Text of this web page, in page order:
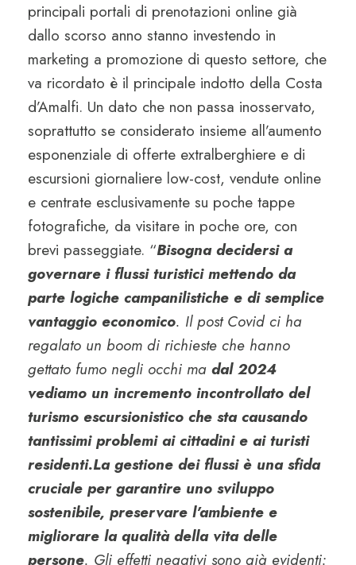
principali portali di prenotazioni online già
dallo scorso anno stanno investendo in
marketing a promozione di questo settore, che
va ricordato è il principale indotto della Costa
d’Amalfi. Un dato che non passa inosservato,
soprattutto se considerato insieme all’aumento
esponenziale di offerte extralberghiere e di
escursioni giornaliere low-cost, vendute online
e centrate esclusivamente su poche tappe
fotografiche, da visitare in poche ore, con
brevi passeggiate. “Bisogna decidersi a
governare i flussi turistici mettendo da
parte logiche campanilistiche e di semplice
vantaggio economico. Il post Covid ci ha
regalato un boom di richieste che hanno
gettato fumo negli occhi ma dal 2024
vediamo un incremento incontrollato del
turismo escursionistico che sta causando
tantissimi problemi ai cittadini e ai turisti
residenti.La gestione dei flussi è una sfida
cruciale per garantire uno sviluppo
sostenibile, preservare l’ambiente e
migliorare la qualità della vita delle
persone. Gli effetti negativi sono già evidenti: